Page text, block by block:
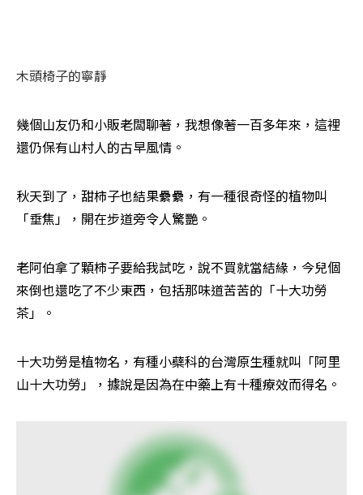
木頭椅子的寧靜
幾個山友仍和小販老闆聊著，我想像著一百多年來，這裡
還仍保有山村人的古早風情。
秋天到了，甜柿子也結果纍纍，有一種很奇怪的植物叫
「垂焦」，開在步道旁令人驚艷。
老阿伯拿了顆柿子要給我試吃，說不買就當結緣，今兒個
來倒也還吃了不少東西，包括那味道苦苦的「十大功勞
茶」。
十大功勞是植物名，有種小蘗科的台灣原生種就叫「阿里
山十大功勞」，據說是因為在中藥上有十種療效而得名。